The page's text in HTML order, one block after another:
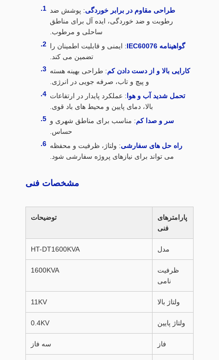
طراحی مقاوم در برابر خوردگی: پوشش ضد
رطوبت و ضد خوردگی، ایده آل برای مناطق
ساحلی و مرطوب.
گواهینامه IEC60076
: ایمنی و قابلیت اطمینان را
تضمین می کند.
کارایی بالا و از دست دادن کم: طراحی بهینه هسته
و پیچ و تاب، صرفه جویی در انرژی.
تحمل شدید آب و هوا: عملکرد پایدار در ارتفاعات
بالا، دمای پایین و محیط های باد قوی.
سر و صدا کم: مناسب برای مناطق شهری و
حساس.
راه حل های سفارشی: ولتاژ، ظرفیت و محفظه
می تواند برای نیازهای پروژه سفارشی شود.
مشخصات فنی
پارامترهای
فنی
توضیحات
مدل HT-DT1600KVA
ظرفیت
نامی
1600KVA
ولتاژ بالا 11KV
ولتاژ پایین 0.4KV
فاز سه فاز